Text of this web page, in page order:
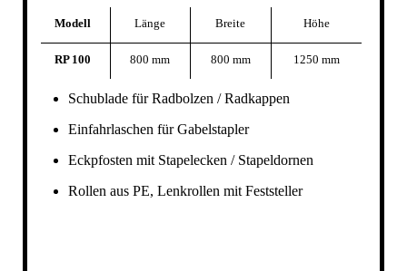
Modell Länge Breite Höhe
RP 100 800 mm 800 mm 1250 mm
Schublade für Radbolzen / Radkappen
Einfahrlaschen für Gabelstapler
Eckpfosten mit Stapelecken / Stapeldornen
Rollen aus PE, Lenkrollen mit Feststeller